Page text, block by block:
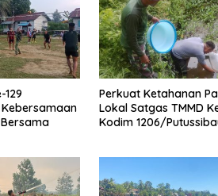
129
Perkuat Ketahanan
Lokal Satgas TMMD
Kodim 1206/